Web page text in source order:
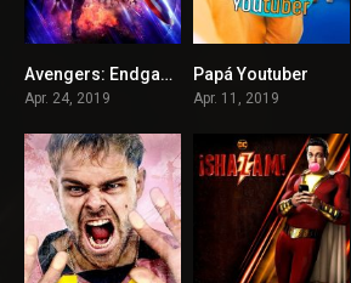
8.4
Avengers: Endgame
Apr. 24, 2019
Papá Youtuber
Apr. 11, 2019